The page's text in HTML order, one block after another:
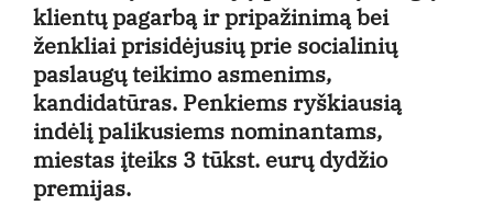
klientų pagarbą ir pripažinimą bei
ženkliai prisidėjusių prie socialinių
paslaugų teikimo asmenims,
kandidatūras. Penkiems ryškiausią
indėlį palikusiems nominantams,
miestas įteiks 3 tūkst. eurų dydžio
premijas.